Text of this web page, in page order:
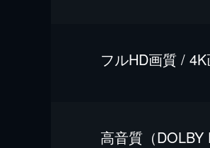
フルHD画質 /
⾼⾳質（DOLBY